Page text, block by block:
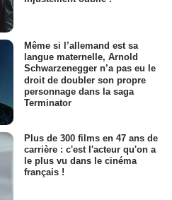
Même si l’allemand est sa
langue maternelle, Arnold
Schwarzenegger n’a pas eu le
droit de doubler son propre
personnage dans la saga
Terminator
Plus de 300 films en 47 ans de
carrière : c'est l'acteur qu'on a
le plus vu dans le cinéma
français !